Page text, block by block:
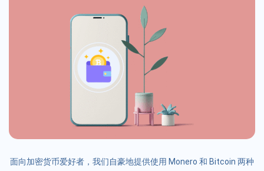
面向加密货币爱好者，我们自豪地提供使用 Monero 和 Bitcoin 两种